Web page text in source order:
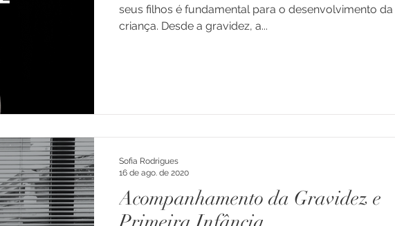
seus filhos é fundamental para o desenvolvimento da
criança. Desde a gravidez, a...
Acompanhamento da Gravidez e
Sofia Rodrigues
16 de ago. de 2020